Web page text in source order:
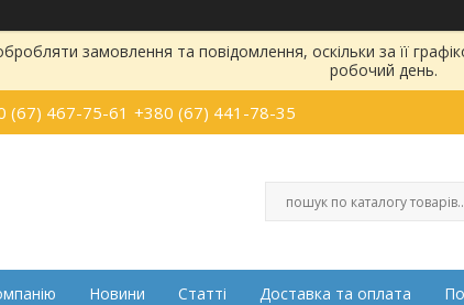
замовлення та повідомлення, оскільки за її
робочий день.
(67) 467-75-61 +380 (67) 441-78-35
Новини Статті Доставка та оплата